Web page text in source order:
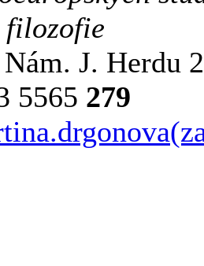
J. Herdu
5565 279